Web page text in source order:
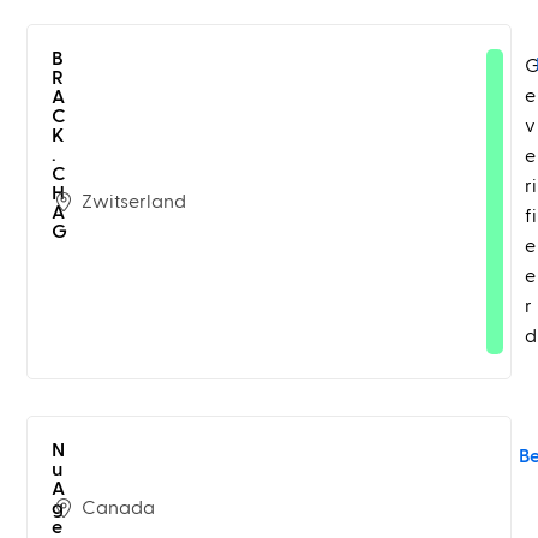
B
R
A
C
K
.
C
H
A
G
Zwitserland
e
v
e
ri
fi
e
e
r
d
N
u
A
g
e
Canada